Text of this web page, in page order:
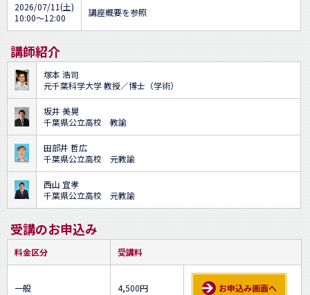
2026/07/11(土)
10:00～12:00
講座概要を参照
講師紹介
塚本 浩司
元千葉科学大学 教授／博士（学術）
坂井 美晃
千葉県公立高校 教諭
田部井 哲広
千葉県公立高校 元教諭
西山 宜孝
千葉県公立高校 元教諭
受講のお申込み
料金区分 受講料
一般 4,500円 お申込み画面へ